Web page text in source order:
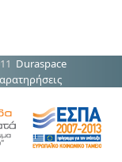
Duraspace